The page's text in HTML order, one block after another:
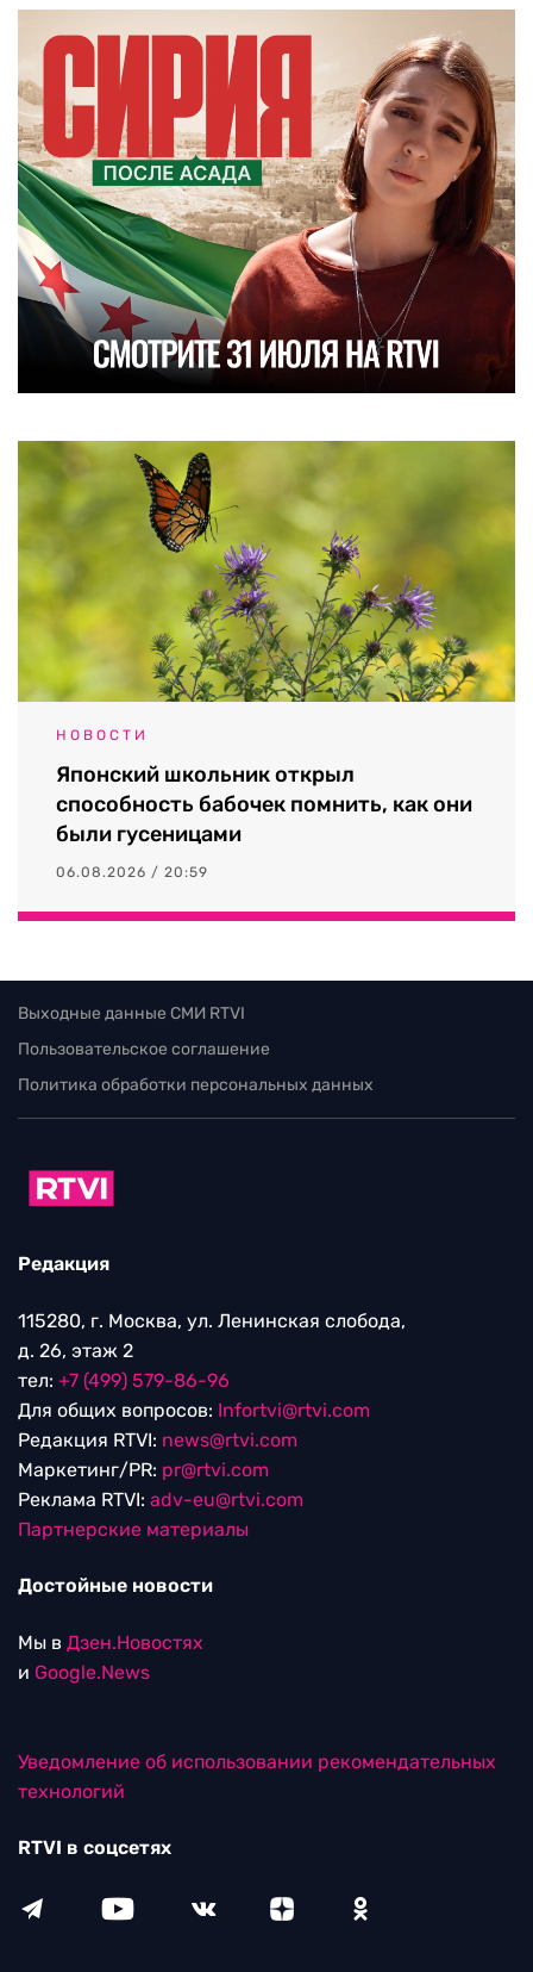
НОВОСТИ
Японский школьник открыл
способность бабочек помнить, как они
были гусеницами
06.08.2026 / 20:59
Выходные данные СМИ RTVI
Пользовательское соглашение
Политика обработки персональных данных
Редакция
115280, г. Москва, ул. Ленинская слобода,
д. 26, этаж 2
тел: +7 (499) 579-86-96
Для общих вопросов: Infortvi@rtvi.com
Редакция RTVI: news@rtvi.com
Маркетинг/PR: pr@rtvi.com
Реклама RTVI: adv-eu@rtvi.com
Партнерские материалы
Достойные новости
Мы в Дзен.Новостях
и Google.News
Уведомление об использовании рекомендательных
технологий
RTVI в соцсетях